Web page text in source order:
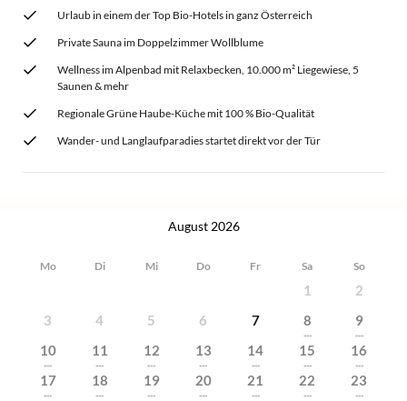
Urlaub in einem der Top Bio-Hotels in ganz Österreich
Private Sauna im Doppelzimmer Wollblume
Wellness im Alpenbad mit Relaxbecken, 10.000 m² Liegewiese, 5
Saunen & mehr
Regionale Grüne Haube-Küche mit 100 % Bio-Qualität
Wander- und Langlaufparadies startet direkt vor der Tür
August 2026
Mo Di Mi Do Fr Sa So
1
2
3
4 5 6 7 8
---
9
---
10
---
11
---
12
---
13
---
14
---
15
---
16
---
17
---
18
---
19
---
20
---
21
---
22
---
23
---